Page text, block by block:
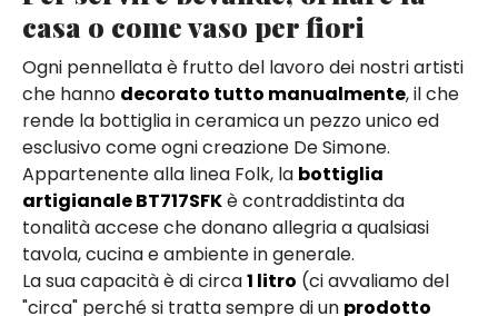
casa o come vaso per fiori
Ogni pennellata è frutto del lavoro dei nostri artisti
che hanno decorato tutto manualmente, il che
rende la bottiglia in ceramica un pezzo unico ed
esclusivo come ogni creazione De Simone.
Appartenente alla linea Folk, la bottiglia
artigianale BT717SFKè contraddistinta da
tonalità accese che donano allegria a qualsiasi
tavola, cucina e ambiente in generale.
La sua capacità è di circa1 litro (ci avvaliamo del
"circa" perché si tratta sempre di un prodotto